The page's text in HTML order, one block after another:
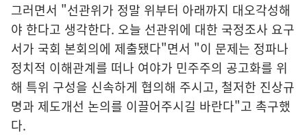
그러면서 "선관위가 정말 위부터 아래까지 대오각성해
야 한다고 생각한다. 오늘 선관위에 대한 국정조사 요구
서가 국회 본회의에 제출됐다"면서 "이 문제는 정파나
정치적 이해관계를 떠나 여야가 민주주의 공고화를 위
해 특위 구성을 신속하게 협의해 주시고, 철저한 진상규
명과 제도개선 논의를 이끌어주시길 바란다"고 촉구했
다.